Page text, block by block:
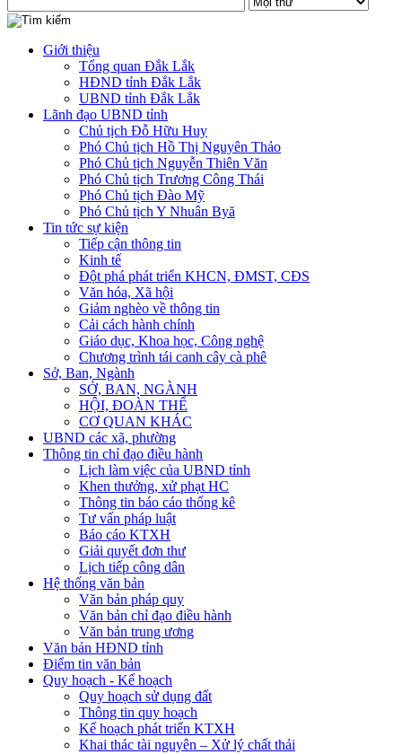
Giới thiệu
Tổng quan Đắk Lắk
HĐND tỉnh Đắk Lắk
UBND tỉnh Đắk Lắk
Lãnh đạo UBND tỉnh
Chủ tịch Đỗ Hữu Huy
Phó Chủ tịch Hồ Thị Nguyên Thảo
Phó Chủ tịch Nguyễn Thiên Văn
Phó Chủ tịch Trương Công Thái
Phó Chủ tịch Đào Mỹ
Phó Chủ tịch Y Nhuân Byă
Tin tức sự kiện
Tiếp cận thông tin
Kinh tế
Đột phá phát triển KHCN, ĐMST, CĐS
Văn hóa, Xã hội
Giảm nghèo về thông tin
Cải cách hành chính
Giáo dục, Khoa học, Công nghệ
Chương trình tái canh cây cà phê
Sở, Ban, Ngành
SỞ, BAN, NGÀNH
HỘI, ĐOÀN THỂ
CƠ QUAN KHÁC
UBND các xã, phường
Thông tin chỉ đạo điều hành
Lịch làm việc của UBND tỉnh
Khen thưởng, xử phạt HC
Thông tin báo cáo thống kê
Tư vấn pháp luật
Báo cáo KTXH
Giải quyết đơn thư
Lịch tiếp công dân
Hệ thống văn bản
Văn bản pháp quy
Văn bản chỉ đạo điều hành
Văn bản trung ương
Văn bản HĐND tỉnh
Điểm tin văn bản
Quy hoạch - Kế hoạch
Quy hoạch sử dụng đất
Thông tin quy hoạch
Kế hoạch phát triển KTXH
Khai thác tài nguyên – Xử lý chất thải